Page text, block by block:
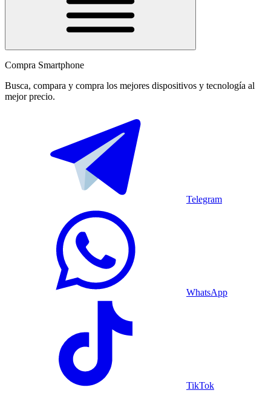
Compra Smartphone
Busca, compara y compra los mejores dispositivos y tecnología al
mejor precio.
Telegram
WhatsApp
TikTok